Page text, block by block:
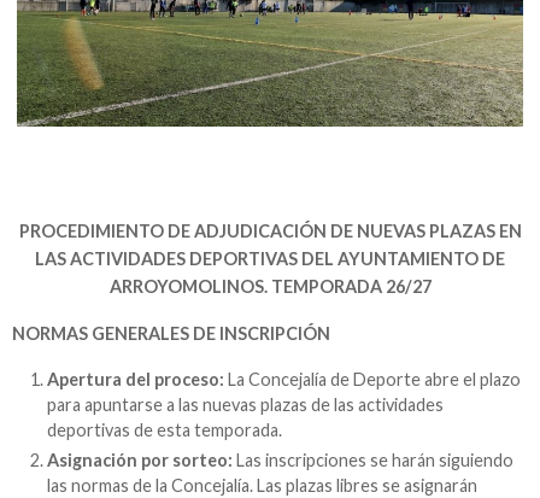
PROCEDIMIENTO DE ADJUDICACIÓN DE NUEVAS PLAZAS EN
LAS ACTIVIDADES DEPORTIVAS DEL AYUNTAMIENTO DE
ARROYOMOLINOS. TEMPORADA 26/27
NORMAS GENERALES DE INSCRIPCIÓN
Apertura del proceso: La Concejalía de Deporte abre el plazo
para apuntarse a las nuevas plazas de las actividades
deportivas de esta temporada.
Asignación por sorteo: Las inscripciones se harán siguiendo
las normas de la Concejalía. Las plazas libres se asignarán